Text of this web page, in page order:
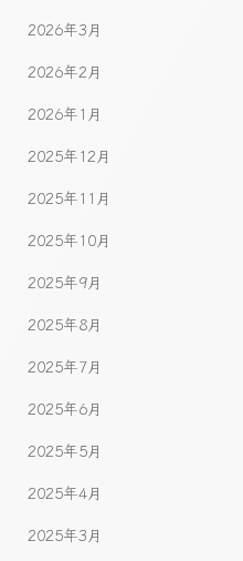
2026年3月
2026年2月
2026年1月
2025年12月
2025年11月
2025年10月
2025年9月
2025年8月
2025年7月
2025年6月
2025年5月
2025年4月
2025年3月